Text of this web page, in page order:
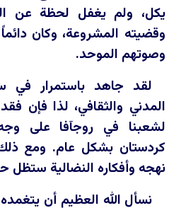
يكل، ولم يغفل لحظة عن
وقضيته المشروعة، وكان
وصوتهم الموحد.
لقد جاهد باستمرار في
المدني والثقافي، لذا فإن
لشعبنا في روجآفا على
كردستان بشكل عام. ومع
نهجه وأفكاره النضالية ستظل
نسأل الله العظيم أن